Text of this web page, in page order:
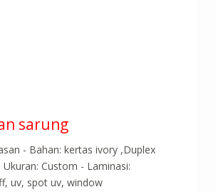
sarung
- Bahan: kertas ivory ,Duplex
Custom - Laminasi:
uv, spot uv, window